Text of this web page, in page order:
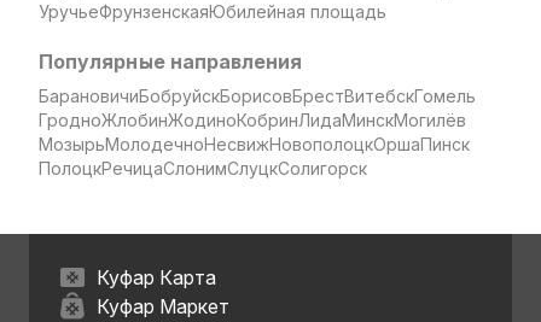
УручьеФрунзенскаяЮбилейная площадь
Популярные направления
БарановичиБобруйскБорисовБрестВитебскГомель
ГродноЖлобинЖодиноКобринЛидаМинскМогилёв
МозырьМолодечноНесвижНовополоцкОршаПинск
ПолоцкРечицаСлонимСлуцкСолигорск
Куфар Карта
Куфар Маркет